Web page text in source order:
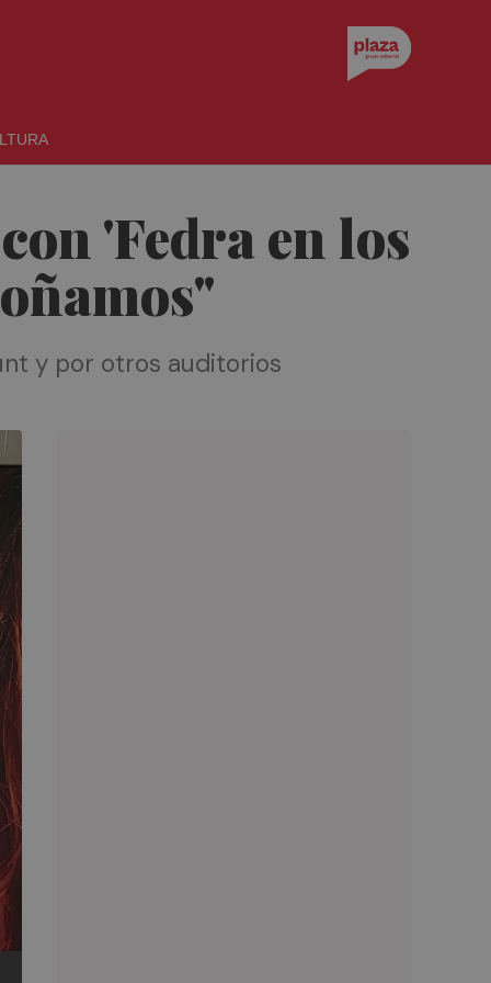
'Fedra en los
y por otros auditorios